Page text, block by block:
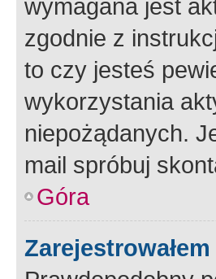
wymagana jest
zgodnie z
to czy jesteś
wykorzystania
niepożądanych.
mail spróbuj
Góra